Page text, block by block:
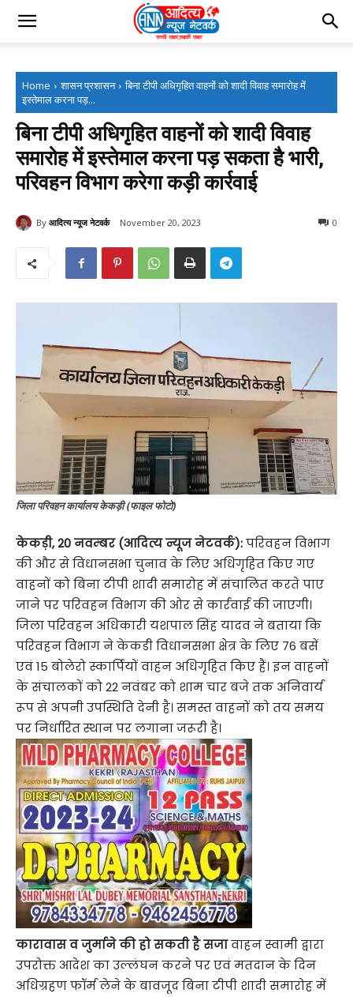
Home शासन प्रशासन
बिना टीपी अधिगृहित वाहनों को शादी विवाह समारोह में
इस्तेमाल करना पड़...
बिना टीपी अधिगृहित वाहनों को शादी विवाह
समारोह में इस्तेमाल करना पड़ सकता है भारी,
परिवहन विभाग करेगा कड़ी कार्रवाई
By आदित्य न्यूज नेटवर्क November 20, 2023 0
जिला परिवहन कार्यालय केकड़ी (फाइल फोटो)
केकड़ी, 20 नवम्बर (आदित्य न्यूज नेटवर्क):परिवहन विभाग
की और से विधानसभा चुनाव के लिए अधिगृहित किए गए
वाहनों को बिना टीपी शादी समारोह में संचालित करते पाए
जाने पर परिवहन विभाग की ओर से कार्रवाई की जाएगी।
जिला परिवहन अधिकारी यशपाल सिंह यादव ने बताया कि
परिवहन विभाग ने केकडी विधानसभा क्षेत्र के लिए 76 बसें
एवं 15 बोलेरो स्कार्पियों वाहन अधिगृहित किए हैं। इन वाहनों
के संचालकों को 22 नवंबर को शाम चार बजे तक अनिवार्य
रूप से अपनी उपस्थिति देनी है। समस्त वाहनों को तय समय
पर निर्धारित स्थान पर लगाना जरूरी है।
कारावास व जुर्माने की हो सकती है सजावाहन स्वामी द्वारा
उपरोक्त आदेश का उल्लंघन करने पर एवं मतदान के दिन
अधिग्रहण फॉर्म लेने के बावजूद बिना टीपी शादी समारोह में